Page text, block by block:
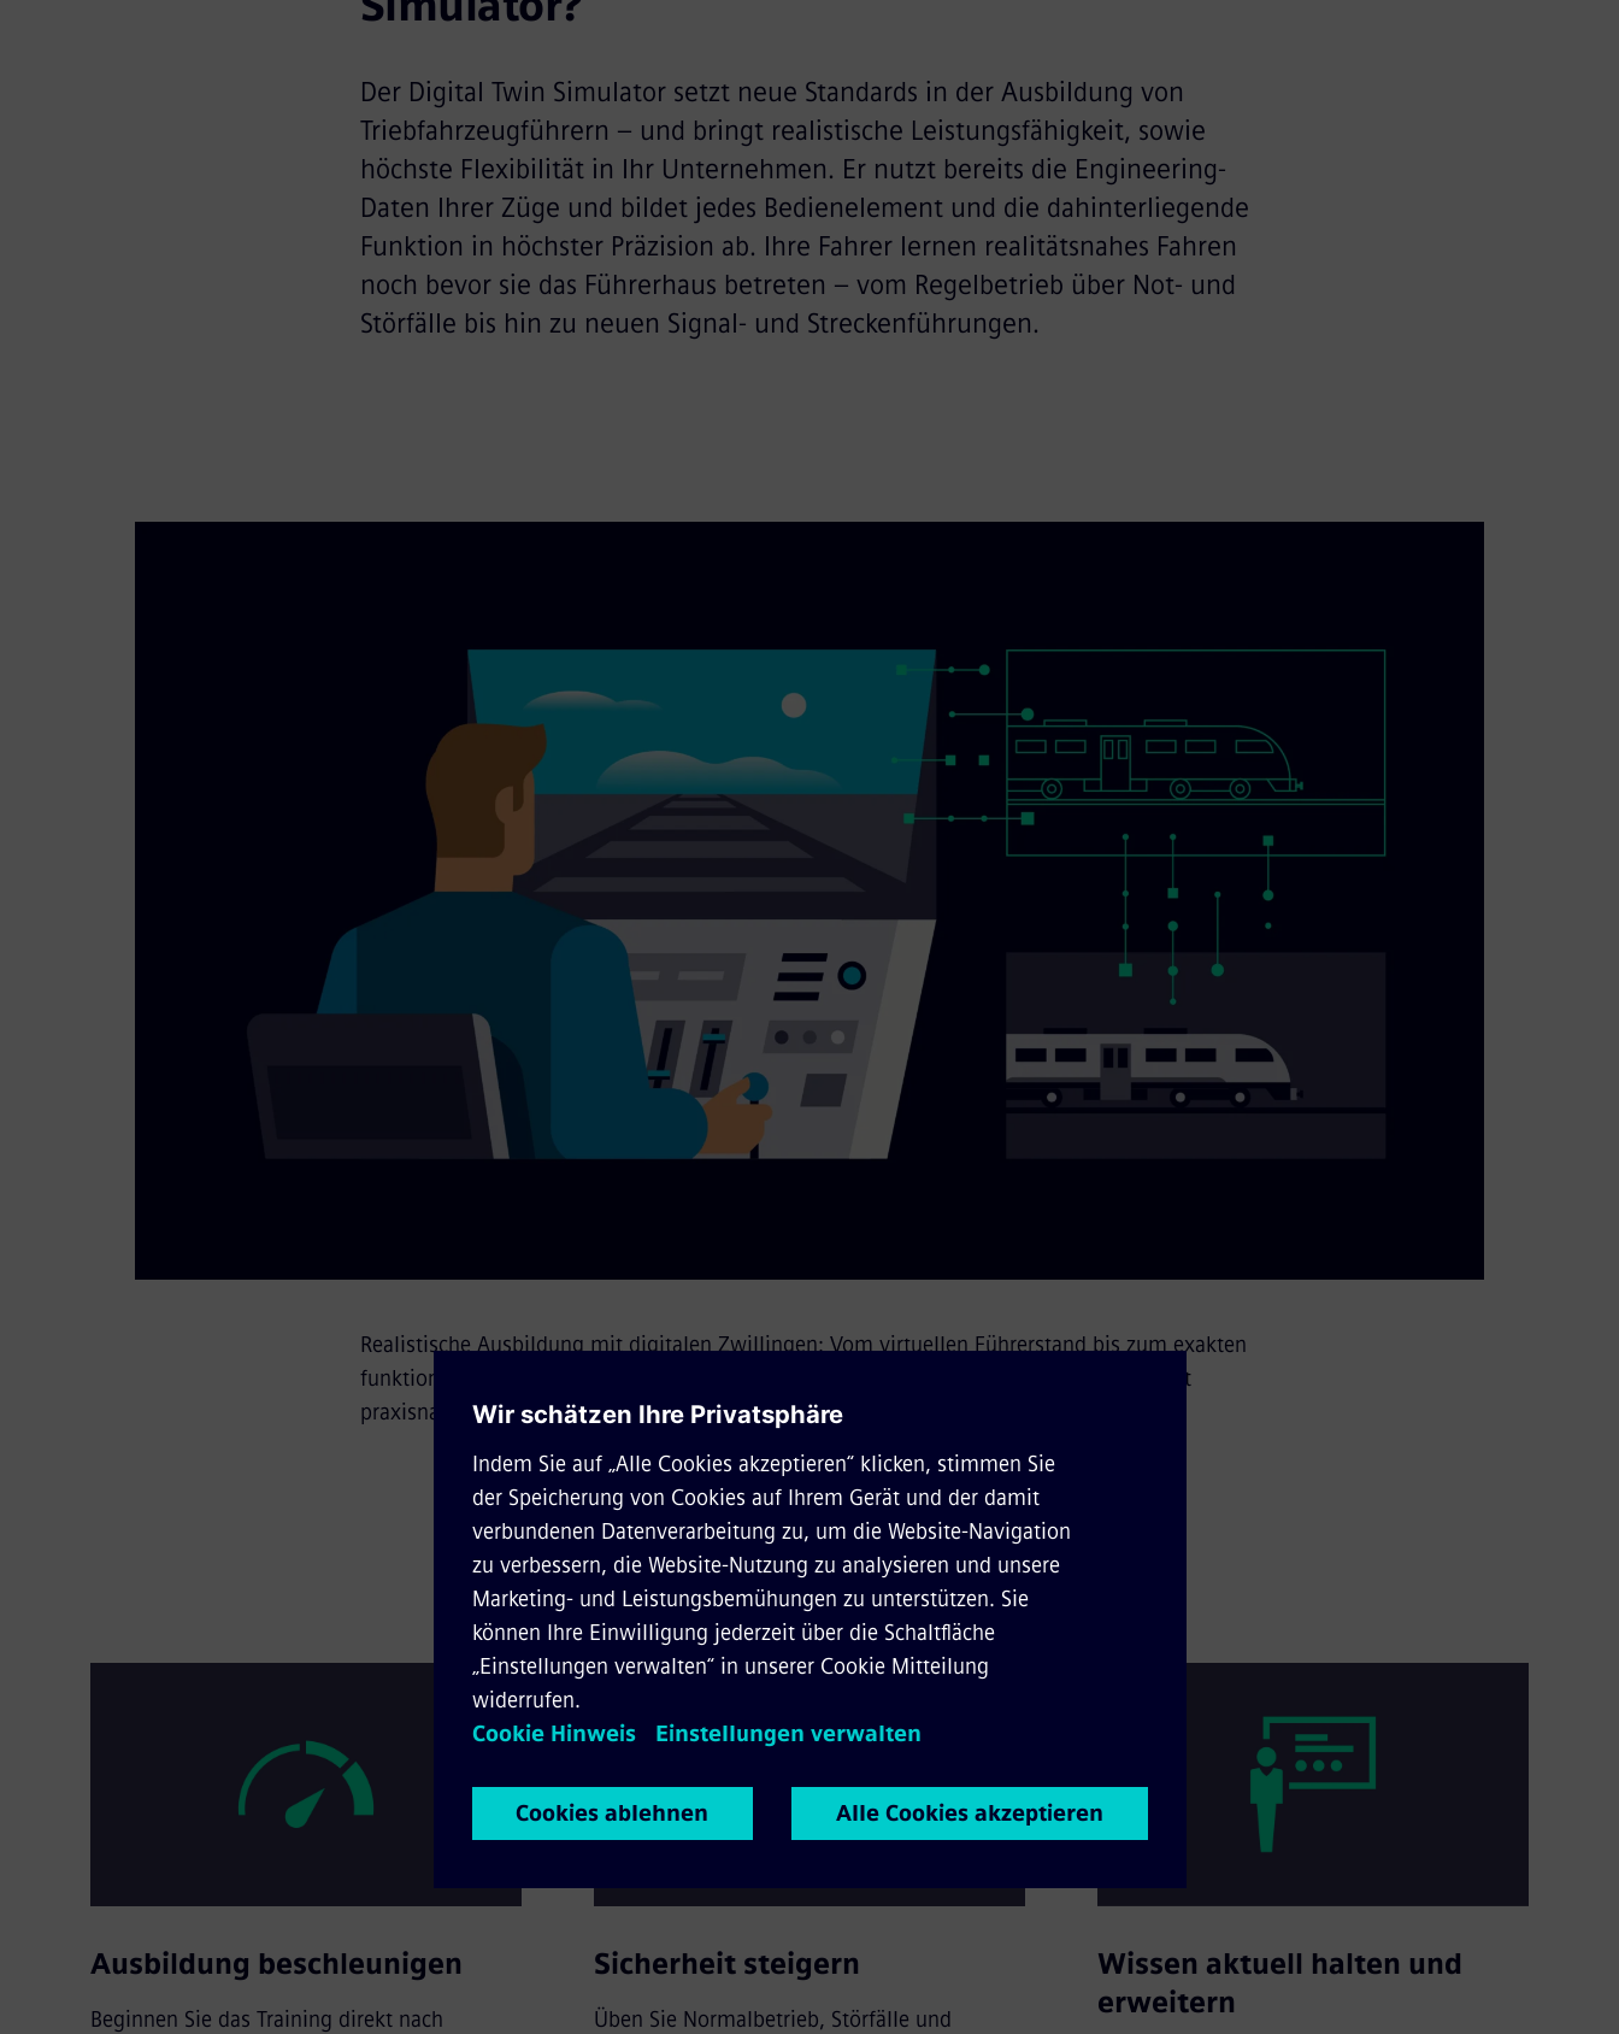
Der Digital Twin Simulator setzt neue Standards in der Ausbildung von
Triebfahrzeugführern – und bringt realistische Leistungsfähigkeit, sowie
höchste Flexibilität in Ihr Unternehmen. Er nutzt bereits die Engineering-
Daten Ihrer Züge und bildet jedes Bedienelement und die dahinterliegende
Funktion in höchster Präzision ab. Ihre Fahrer lernen realitätsnahes Fahren
noch bevor sie das Führerhaus betreten – vom Regelbetrieb über Not- und
Störfälle bis hin zu neuen Signal- und Streckenführungen.
Realistische Ausbildung mit digitalen Zwillingen: Vom virtuellen Führerstand bis zum exakten
funktionalen Abbild jedes Fahrzeugs – unser Simulator verbindet Engineering-Daten mit
praxisnaher Fahrerfahrung.
Ihre Vorteile auf einen Blick
Ausbildung beschleunigen
Beginnen Sie das Training direkt nach
Sicherheit steigern
Üben Sie Normalbetrieb, Störfälle und
Wissen aktuell halten und
erweitern